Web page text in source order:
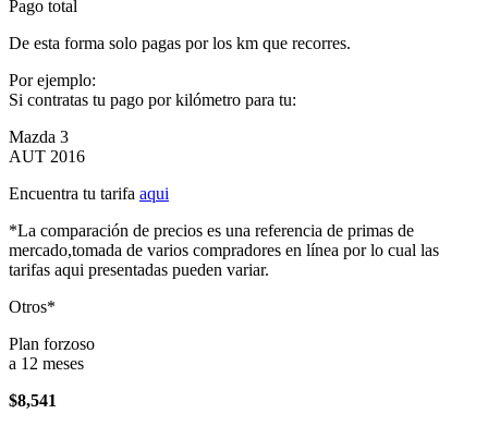
Pago total
De esta forma solo pagas por los km que recorres.
Por ejemplo:
Si contratas tu pago por kilómetro para tu:
Mazda 3
AUT 2016
Encuentra tu tarifa aqui
*La comparación de precios es una referencia de primas de
mercado,tomada de varios compradores en línea por lo cual las
tarifas aqui presentadas pueden variar.
Otros*
Plan forzoso
a 12 meses
$8,541